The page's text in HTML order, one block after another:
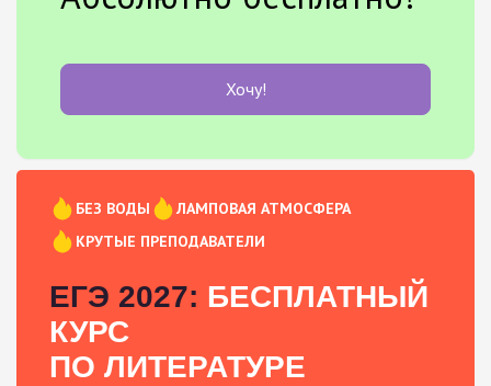
Хочу!
БЕЗ ВОДЫ
ЛАМПОВАЯ АТМОСФЕРА
КРУТЫЕ ПРЕПОДАВАТЕЛИ
ЕГЭ 2027: БЕСПЛАТНЫЙ
КУРС
ПО ЛИТЕРАТУРЕ